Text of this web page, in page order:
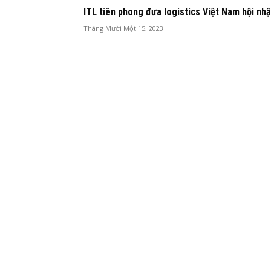
ITL tiên phong đưa logistics Việt Nam hội
Tháng Mười Một 15, 2023